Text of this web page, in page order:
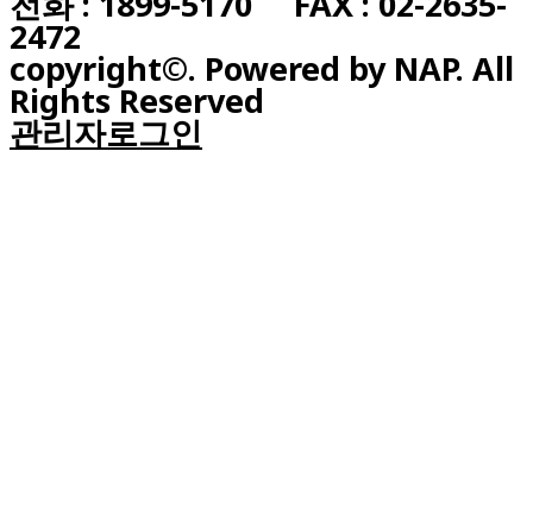
2472
copyright©. Powered by NAP. All
Rights Reserved
관리자로그인